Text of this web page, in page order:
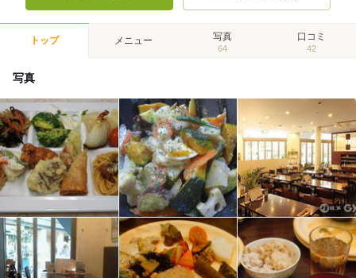
トップ メニュー 写真
64
口コミ
42
写真